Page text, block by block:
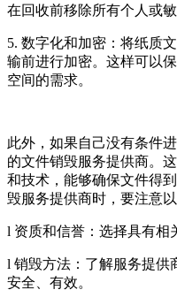
在回收前移除所有个人或敏
5. 数字化和加密：将纸质
输前进行加密。这样可以
空间的需求。
此外，如果自己没有条件
的文件销毁服务提供商。
和技术，能够确保文件得
毁服务提供商时，要注意以
l 资质和信誉：选择具有相
l 销毁方法：了解服务提供
安全、有效。